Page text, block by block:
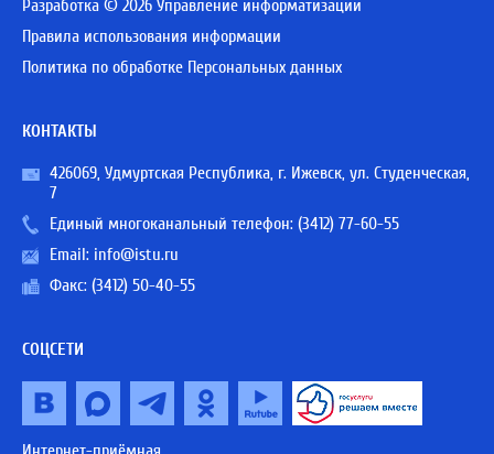
Разработка © 2026 Управление информатизации
Правила использования информации
Политика по обработке Персональных данных
КОНТАКТЫ
426069, Удмуртская Республика, г. Ижевск, ул. Студенческая,
7
Единый многоканальный телефон: (3412) 77-60-55
Email: info@istu.ru
Факс: (3412) 50-40-55
СОЦСЕТИ